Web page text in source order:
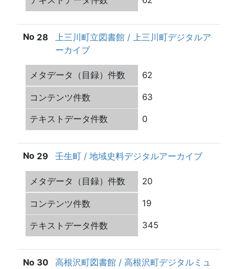
上三川町立図書館 / 上三川町デジタルア
ーカイブ
28
62
63
0
壬生町 / 地域史料デジタルアーカイブ
29
20
19
345
高根沢町図書館 / 高根沢町デジタルミュ
30